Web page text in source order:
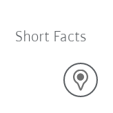
Short Facts